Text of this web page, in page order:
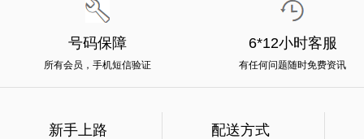
号码保障
所有会员，手机短信验证
6*12小时客服
有任何问题随时免费资讯
新手上路 配送方式